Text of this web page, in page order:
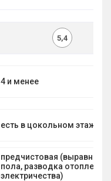
5,4
4 и менее
есть в цокольном этаже
предчистовая
пола, разводка отопления
электричества)